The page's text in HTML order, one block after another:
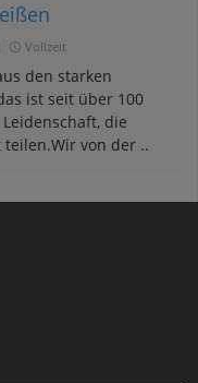
Vollzeit
den starken
ist seit über 100
die
von der ..